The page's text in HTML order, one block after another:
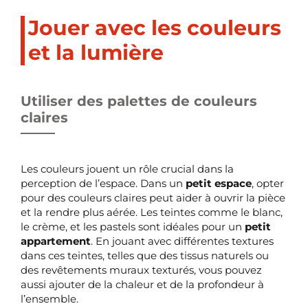
Jouer avec les couleurs
et la lumière
Utiliser des palettes de couleurs
claires
Les couleurs jouent un rôle crucial dans la
perception de l’espace. Dans un petit espace, opter
pour des couleurs claires peut aider à ouvrir la pièce
et la rendre plus aérée. Les teintes comme le blanc,
le crème, et les pastels sont idéales pour un petit
appartement. En jouant avec différentes textures
dans ces teintes, telles que des tissus naturels ou
des revêtements muraux texturés, vous pouvez
aussi ajouter de la chaleur et de la profondeur à
l’ensemble.